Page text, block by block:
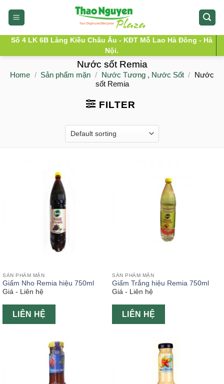
Số 4 LK 6B Làng Kiều Châu Âu - KĐT Mỗ Lao Hà Đông - Hà
Nội.
Nước sốt Remia
Home / Sản phẩm mặn / Nước Tương , Nước Sốt / Nước
sốt Remia
FILTER
SẢN PHẨM MẶN
Giấm Nho Remia hiệu 750ml
Giá - Liên hệ
LIÊN HỆ
SẢN PHẨM MẶN
Giấm Trắng hiệu Remia 750ml
Giá - Liên hệ
LIÊN HỆ